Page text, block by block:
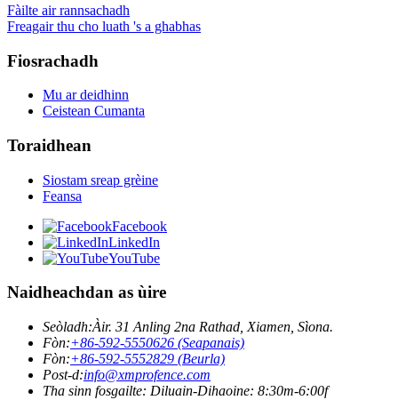
Fàilte air rannsachadh
Freagair thu cho luath 's a ghabhas
Fiosrachadh
Mu ar deidhinn
Ceistean Cumanta
Toraidhean
Siostam sreap grèine
Feansa
Facebook
LinkedIn
YouTube
Naidheachdan as ùire
Seòladh:Àir. 31 Anling 2na Rathad, Xiamen, Sìona.
Fòn:+86-592-5550626 (Seapanais)
Fòn:+86-592-5552829 (Beurla)
Post-d:info@xmprofence.com
Tha sinn fosgailte: Diluain-Dihaoine: 8:30m-6:00f